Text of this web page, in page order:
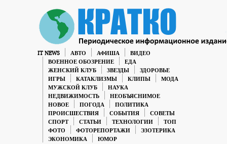
IT NEWS АВТО АФИША
ВИДЕО
ВОЕННОЕ ОБОЗРЕНИЕ
ЕДА
ЖЕНСКИЙ КЛУБ
ЗВЕЗДЫ
ЗДОРОВЬЕ
ИГРЫ
КАТАКЛИЗМЫ КЛИПЫ
МОДА
МУЖСКОЙ КЛУБ
НАУКА
НЕДВИЖИМОСТЬ
НЕОБЪЯСНИМОЕ
НОВОЕ
ПОГОДА
ПОЛИТИКА
ПРОИСШЕСТВИЯ
СОБЫТИЯ
СОВЕТЫ
СПОРТ
СТАТЬИ ТЕХНОЛОГИИ
ТОП
ФОТО
ФОТОРЕПОРТАЖИ
ЭЗОТЕРИКА
ЭКОНОМИКА
ЮМОР